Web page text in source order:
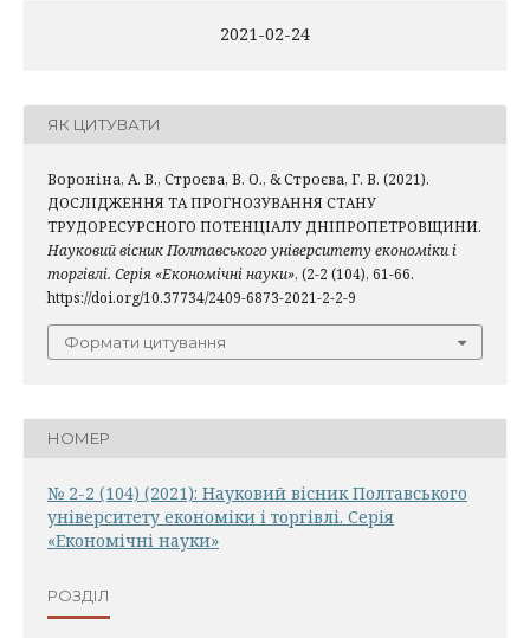
2021-02-24
ЯК ЦИТУВАТИ
Вороніна, А. В., Строєва, В. О., & Строєва, Г. В. (2021).
ДОСЛІДЖЕННЯ ТА ПРОГНОЗУВАННЯ СТАНУ
ТРУДОРЕСУРСНОГО ПОТЕНЦІАЛУ ДНІПРОПЕТРОВЩИНИ.
Науковий вісник Полтавського університету економіки і
торгівлі. Серія «Економічні науки», (2-2 (104), 61-66.
https://doi.org/10.37734/2409-6873-2021-2-2-9
Формати цитування
НОМЕР
№ 2-2 (104) (2021): Науковий вісник Полтавського
університету економіки і торгівлі. Серія
«Економічні науки»
РОЗДІЛ